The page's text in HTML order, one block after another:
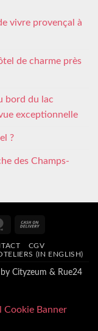
vivre provençal à
de charme près
bord du lac
exceptionnelle
?
des Champs-
MasterCard
Delivery
CGV
(IN ENGLISH)
Cityzeum & Rue24
Cookie Banner